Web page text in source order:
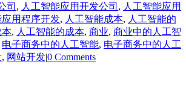
司 , 人工智能应用开发公司 , 人工智能应用
应用程序开发, 人工智能成本, 人工智能的
本, 人工智能的成本, 商业, 商业中的人工智
电子商务中的人工智能, 电子商务中的人工
, 网站开发|0 Comments